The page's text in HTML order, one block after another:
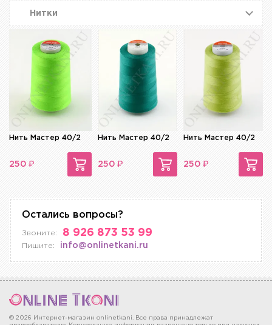
Нитки
Нить Мастер 40/2
250 ₽
Нить Мастер 40/2
250 ₽
Нить Мастер 40/2
250 ₽
Остались вопросы?
Звоните: 8 926 873 53 99
Пишите: info@onlinetkani.ru
© 2026 Интернет-магазин onlinetkani. Все права принадлежат